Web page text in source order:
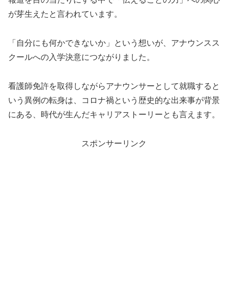
が芽生えたと言われています。
「自分にも何かできないか」という想いが、アナウンスス
クールへの入学決意につながりました。
看護師免許を取得しながらアナウンサーとして就職すると
いう異例の転身は、コロナ禍という歴史的な出来事が背景
にある、時代が生んだキャリアストーリーとも言えます。
スポンサーリンク